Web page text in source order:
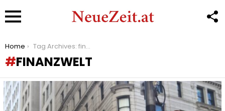
You are here:
Home Tag Archives: finanzwelt
FINANZWELT
LATEST
STORIES